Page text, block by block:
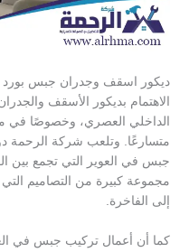
ديكور اسقف وجدران جبس بورد
الاهتمام بديكور الأسقف
الداخلي العصري، وخصوصًا في
متسارعًا. وتلعب شركة الرحمة
جبس في العوير التي تجمع بين
مجموعة كبيرة من التصاميم
إلى الفاخرة.
كما أن أعمال تركيب جبس في